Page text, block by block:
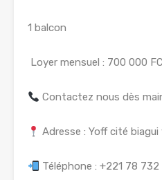
1 balcon
Loyer mensuel : 700 000
Contactez nous dès
Adresse : Yoff cité biagui
Téléphone : +221 78